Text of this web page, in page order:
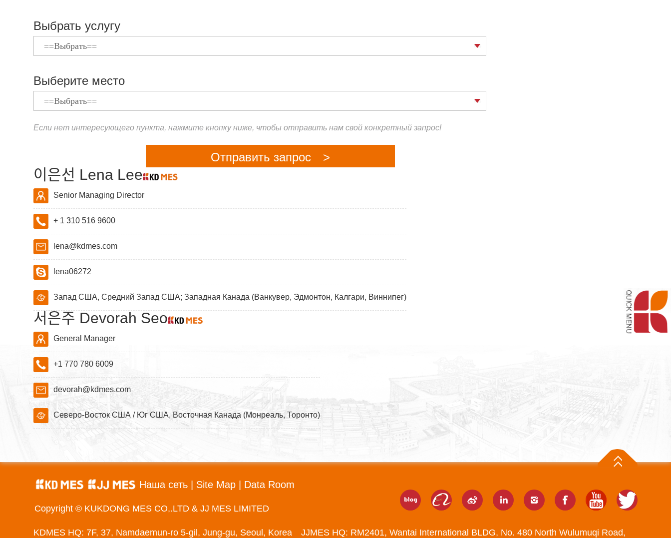
Выбрать услугу
Выберите место
Если нет интересующего пункта, нажмите кнопку ниже, чтобы отправить нам свой конкретный запрос!
Отправить запрос >
이은선 Lena Lee
Senior Managing Director
+ 1 310 516 9600
lena@kdmes.com
lena06272
Запад США, Средний Запад США; Западная Канада (Ванкувер, Эдмонтон, Калгари, Виннипег)
서은주 Devorah Seo
General Manager
+1 770 780 6009
devorah@kdmes.com
Северо-Восток США / Юг США, Восточная Канада (Монреаль, Торонто)
Наша сеть Site Map Data Room
Copyright © KUKDONG MES CO,.LTD & JJ MES LIMITED
KDMES HQ: 7F, 37, Namdaemun-ro 5-gil, Jung-gu, Seoul, Korea JJMES HQ: RM2401, Wantai International BLDG, No. 480 North Wulumuqi Road,